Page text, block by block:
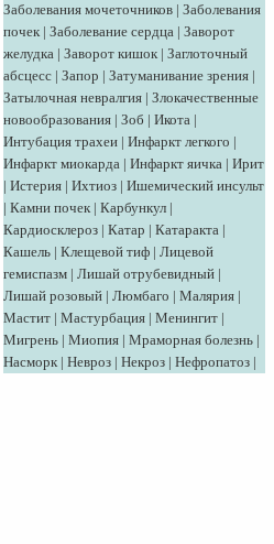
Заболевания мочеточников | Заболевания
почек | Заболевание сердца | Заворот
желудка | Заворот кишок | Заглоточный
абсцесс | Запор | Затуманивание зрения |
Затылочная невралгия | Злокачественные
новообразования | Зоб | Икота |
Интубация трахеи | Инфаркт легкого |
Инфаркт миокарда | Инфаркт яичка | Ирит
| Истерия | Ихтиоз | Ишемический инсульт
| Камни почек | Карбункул |
Кардиосклероз | Катар | Катаракта |
Кашель | Клещевой тиф | Лицевой
гемиспазм | Лишай отрубевидный |
Лишай розовый | Люмбаго | Малярия |
Мастит | Мастурбация | Менингит |
Мигрень | Миопия | Мраморная болезнь |
Насморк | Невроз | Некроз | Нефропатоз |